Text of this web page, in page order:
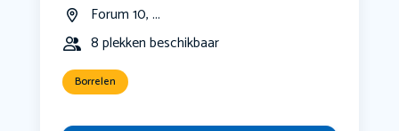
Forum 10, ...
8 plekken beschikbaar
Borrelen